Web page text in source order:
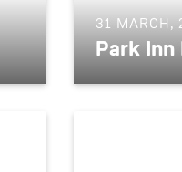
31 MARCH,
Park Inn